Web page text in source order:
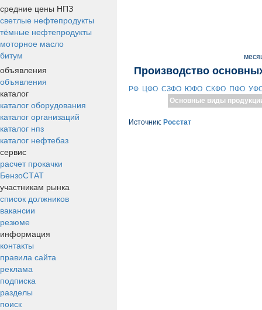
средние цены НПЗ
светлые нефтепродукты
тёмные нефтепродукты
моторное масло
битум
объявления
объявления
каталог
каталог оборудования
каталог организаций
каталог нпз
каталог нефтебаз
сервис
расчет прокачки
БензоСТАТ
участникам рынка
список должников
вакансии
резюме
информация
контакты
правила сайта
реклама
подписка
разделы
поиск
Производство
РФ ЦФО СЗФО ЮФО СКФО ПФО
Основные виды
Источник: Росстат